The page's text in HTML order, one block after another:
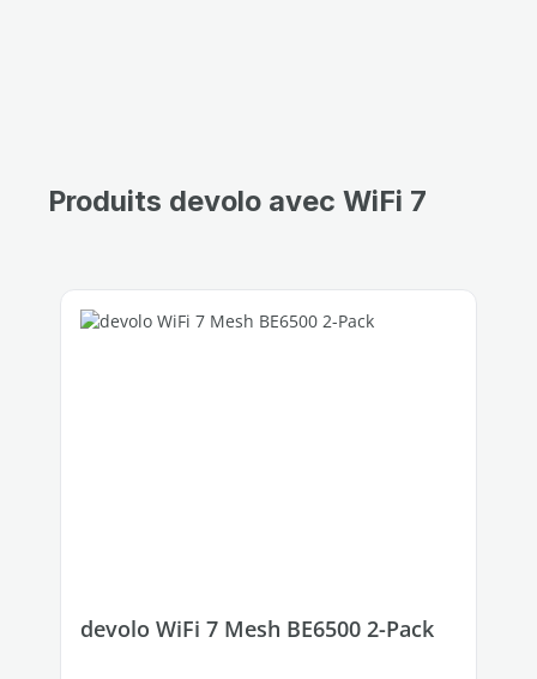
Produits devolo avec WiFi 7
Ignorer la galerie de produits
devolo WiFi 7 Mesh BE6500 2-Pack